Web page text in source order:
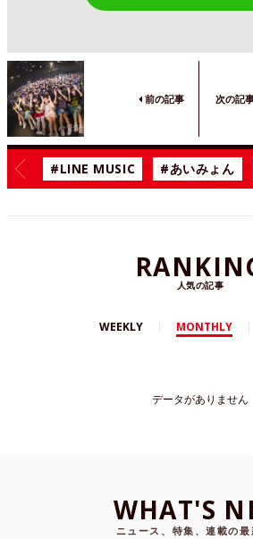
前の記事 次の記
#LINE MUSIC #あいみょん
人気の記事
WEEKLY MONTHLY
データがありません
WHAT'S
ニュース、特集、連載の最